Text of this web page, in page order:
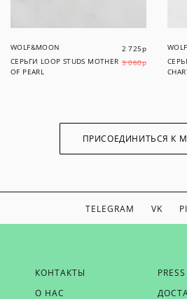
WOLF&MOON 2 725р
СЕРЬГИ LOOP STUDS MOTHER
OF PEARL
3 060р
ПРИСОЕДИНИТЬСЯ К
TELEGRAM VK
КОНТАКТЫ
PRESS
О НАС
ЕСЛИ ВЫ ХОТИТЕ